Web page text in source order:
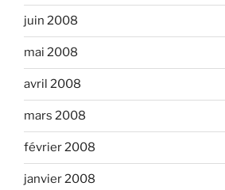
juin 2008
mai 2008
avril 2008
mars 2008
février 2008
janvier 2008